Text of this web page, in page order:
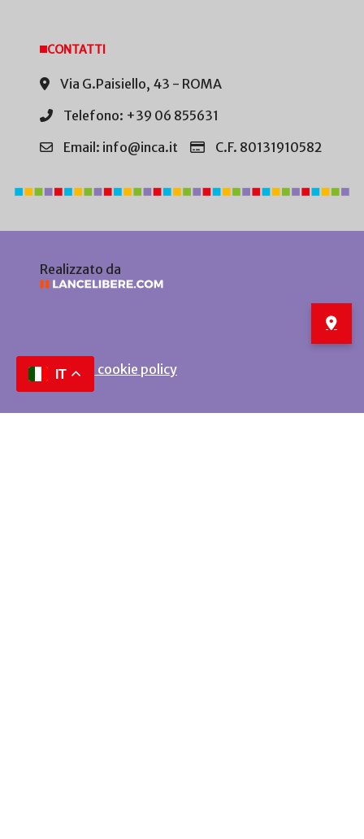
CONTATTI
Via G.Paisiello, 43 - ROMA
Telefono: +39 06 855631
Email: info@inca.it
C.F. 80131910582
Realizzato da
Privacy e cookie policy
IT